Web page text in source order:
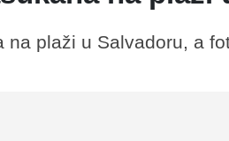
plaži u Salvadoru, a